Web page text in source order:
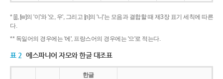
* [j], [w]의 '이'와 '오, 우', 그리고 [ɲ]의 '니'는 모음과 결합할 때 제3장 표기 세칙에 따른
다.
** 독일어의 경우에는 '에', 프랑스어의 경우에는 '으'로 적는다.
표 2 에스파냐어 자모와 한글 대조표
한글